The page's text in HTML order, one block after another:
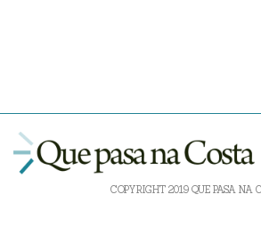
COPYRIGHT 2019 QUE PASA NA